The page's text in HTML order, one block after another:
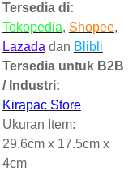
Tersedia di:
Tokopedia, Shopee,
Lazada dan Blibli
Tersedia untuk B2B
/ Industri:
Kirapac Store
Ukuran Item:
29.6cm x 17.5cm x
4cm